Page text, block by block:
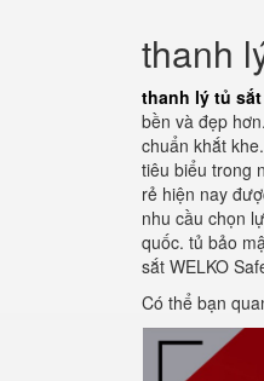
thanh
thanh lý tủ
bền và đẹp
chuẩn khắt
tiêu biểu trong
rẻ hiện nay
nhu cầu chọn
quốc. tủ bảo
sắt WELKO
Có thể bạn